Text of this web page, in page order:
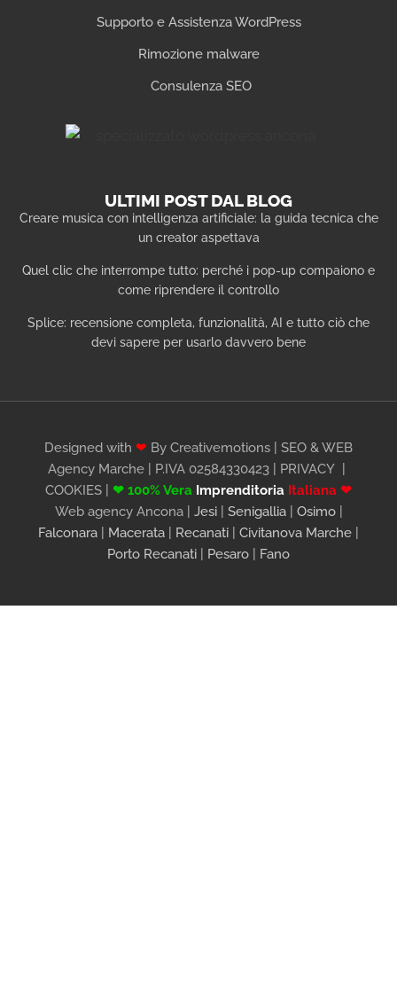
Supporto e Assistenza WordPress
Rimozione malware
Consulenza SEO
ULTIMI POST DAL BLOG
Creare musica con intelligenza artificiale: la guida tecnica che
un creator aspettava
Quel clic che interrompe tutto: perché i pop-up compaiono e
come riprendere il controllo
Splice: recensione completa, funzionalità, AI e tutto ciò che
devi sapere per usarlo davvero bene
Designed with ❤ By Creativemotions | SEO & WEB
Agency Marche | P.IVA 02584330423 |
PRIVACY
COOKIES
❤ 100% Vera Imprenditoria Italiana ❤
Web agency Ancona | Jesi| Senigallia| Osimo|
Falconara
Macerata Recanati Civitanova Marche
Porto Recanati
Pesaro Fano